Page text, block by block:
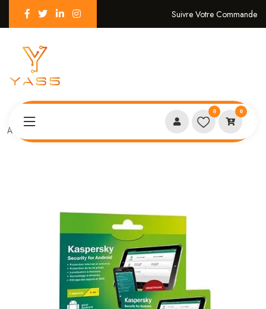
Suivre Votre Commande
0 0
Accueil KASPERSKY Security Android